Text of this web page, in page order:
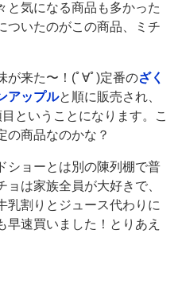
と気になる商品も多かった
ついたのがこの商品、ミチ
が来た〜！(ﾟ∀ﾟ)定番のざく
アップルと順に販売され、
ということになります。こ
の商品なのかな？
ショーとは別の陳列棚で普
は家族全員が大好きで、
乳割りとジュース代わりに
早速買いました！とりあえ